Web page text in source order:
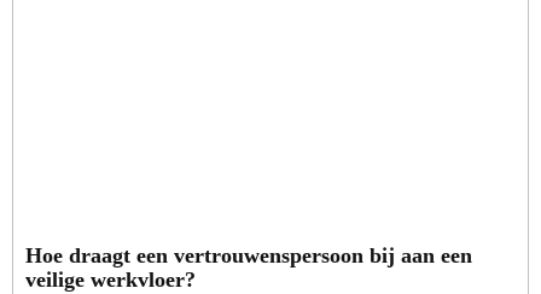
Hoe draagt een vertrouwenspersoon bij aan een
veilige werkvloer?